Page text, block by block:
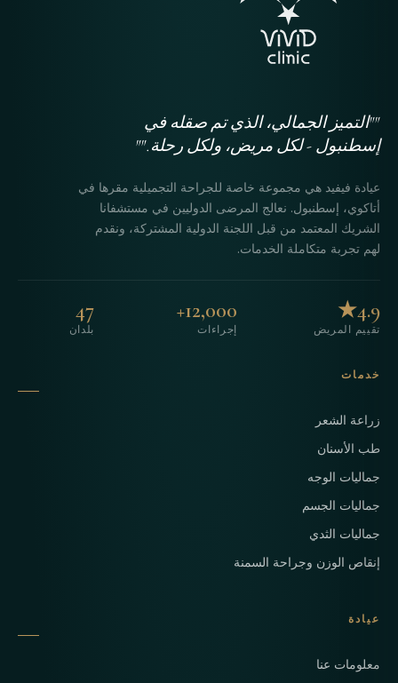
""التميز الجمالي، الذي تم صقله في
إسطنبول - لكل مريض، ولكل رحلة.""
عيادة فيفيد هي مجموعة خاصة للجراحة التجميلية مقرها في
أتاكوي، إسطنبول. نعالج المرضى الدوليين في مستشفانا
الشريك المعتمد من قبل اللجنة الدولية المشتركة، ونقدم
لهم تجربة متكاملة الخدمات.
4.9★
تقييم المريض
12,000+
إجراءات
47
بلدان
خدمات
زراعة الشعر
طب الأسنان
جماليات الوجه
جماليات الجسم
جماليات الثدي
إنقاص الوزن وجراحة السمنة
عيادة
معلومات عنا